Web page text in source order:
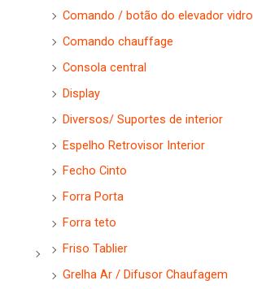
Comando / botão do elevador vidro
Comando chauffage
Consola central
Display
Diversos/ Suportes de interior
Espelho Retrovisor Interior
Fecho Cinto
Forra Porta
Forra teto
Friso Tablier
Grelha Ar / Difusor Chaufagem